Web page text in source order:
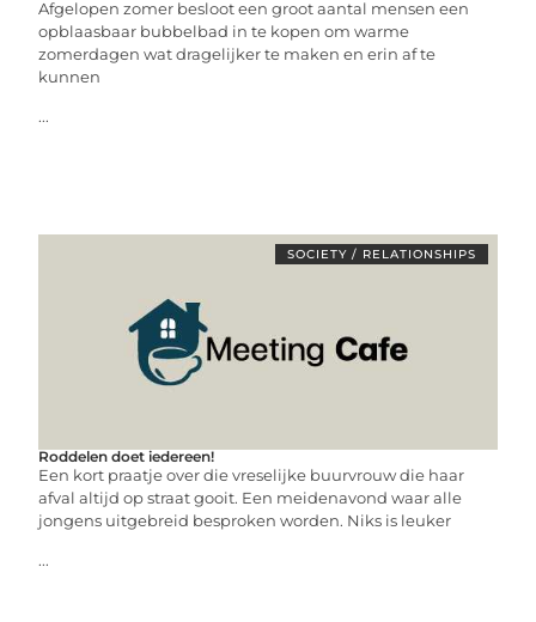
Afgelopen zomer besloot een groot aantal mensen een
opblaasbaar bubbelbad in te kopen om warme
zomerdagen wat dragelijker te maken en erin af te
kunnen
...
SOCIETY / RELATIONSHIPS
Roddelen doet iedereen!
Een kort praatje over die vreselijke buurvrouw die haar
afval altijd op straat gooit. Een meidenavond waar alle
jongens uitgebreid besproken worden. Niks is leuker
...